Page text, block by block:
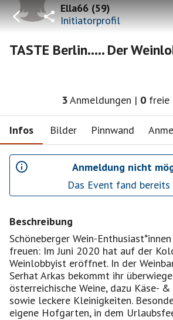
Ella66(59)
Initiatorprofil
TASTE Berlin..... Der
3Anmeldungen | 0 freie
Infos Bilder Pinnwand
Anmeldung nicht
Das Event fand
Beschreibung
Schöneberger Wein-
freuen: Im Juni 2020 hat auf der
Weinlobbyist eröffnet. In der
Serhat Arkas bekommt ihr
österreichische Weine, dazu Käse-
sowie leckere Kleinigkeiten.
eigene Hofgarten, in dem